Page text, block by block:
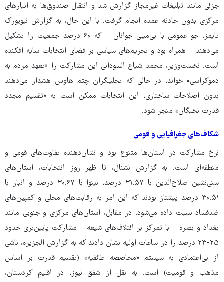
جزئی مانند تبلیغات غیرمجاز گزارش شد و انتقال صندوق‌ها به انبارهای
مرکزی بدون حادثه عمده انجام گرفت. با این حال، به گزارش نیویورک
تایمز، جو عمومی با بی‌میلی جوانان – که ۶۰ درصد جمعیت را تشکیل
می‌دهند – همراه بود و تحریم‌های سیاسی بر فضای انتخابات سایه افکنده
است. نخست‌وزیر، محمد شیاع السودانی این مشارکت را «تعهد مردم به
دموکراسی» خواند، در حالی که تحلیلگران چتم هاوس هشدار می‌دهند
بدون اصلاحات ساختاری، این انتخابات ممکن است به «تقسیم مجدد
قدرت نخبگان» منجر شود.
شکاف‌های جغرافیایی و قومی
نرخ مشارکت در استان‌ها متنوع بود و نشان‌دهنده تفاوت‌های قومی و
منطقه‌ای است. به گزارش نشنال، تا ظهر روز انتخابات، استان‌های
سنی‌نشین صلاح‌الدین با ۳۱.۵۷ درصد، نینوا با ۳۰.۶۷ درصد و انبار با
۳۰.۵۱ درصد پیشتاز بودند که این امر به رقابت‌های محلی و کمپین‌های
ضدفساد نسبت داده می‌شود. در مقابل، استان‌های مرکزی و جنوبی مانند
بغداد و بصره – با تمرکز بر ائتلاف‌های شیعه – مشارکت پایین‌تری حدود
۲۵-۲۳ درصد را در ساعات اولیه نشان دادند که به گزارش الجزیره، ناشی
از بی‌اعتمادی به سیستم «محاصصه طائفیه» (تقسیم قدرت بر اساس
مذهب و قومیت) است. به نقل از شفق نیوز، در اقلیم کردستان،